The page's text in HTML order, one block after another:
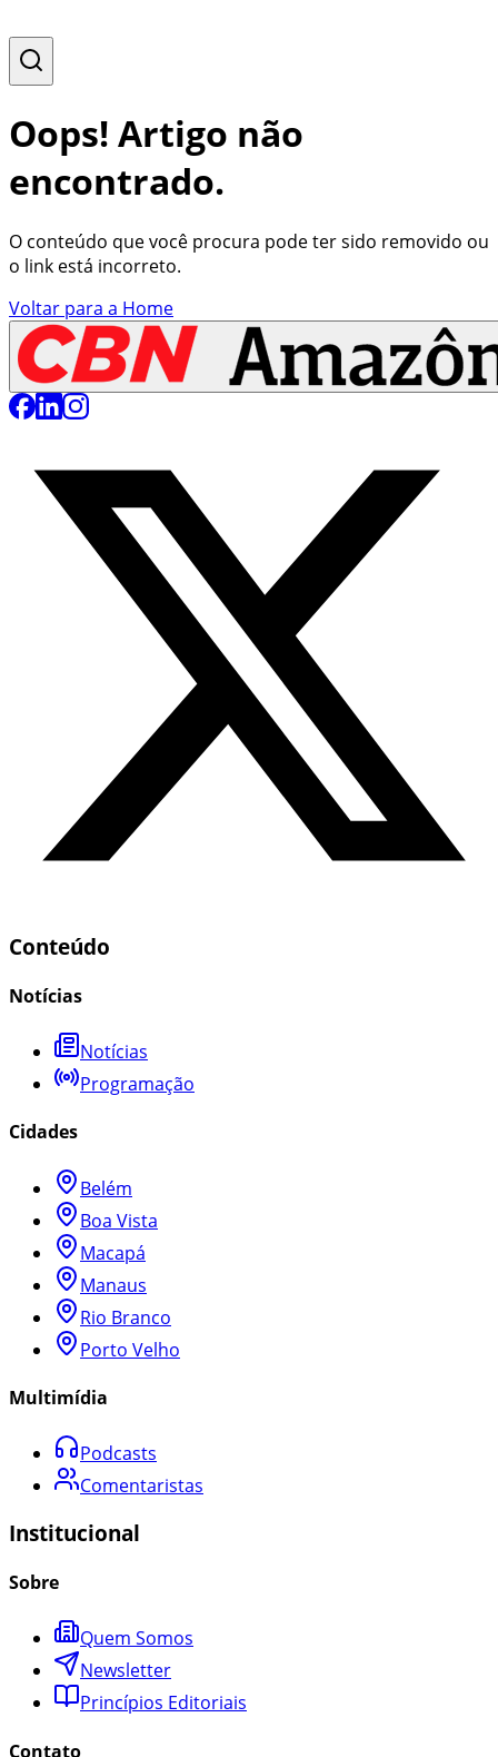
Oops! Artigo não
encontrado.
O conteúdo que você procura pode ter sido removido ou
o link está incorreto.
Voltar para a Home
Conteúdo
Notícias
Notícias
Programação
Cidades
Belém
Boa Vista
Macapá
Manaus
Rio Branco
Porto Velho
Multimídia
Podcasts
Comentaristas
Institucional
Sobre
Quem Somos
Newsletter
Princípios Editoriais
Contato